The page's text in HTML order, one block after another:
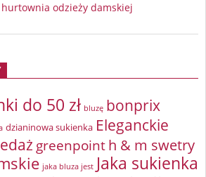
odzieży damskiej
do 50 zł bluzę bonprix
dzianinowa sukienka Eleganckie
greenpointh & m swetry
jaka bluza jest Jaka sukienka